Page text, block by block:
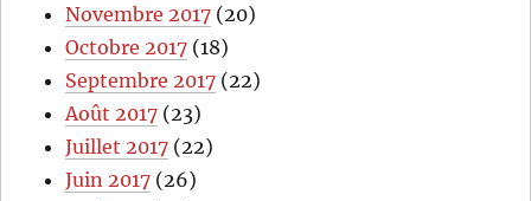
Novembre 2017 (20)
Octobre 2017 (18)
Septembre 2017 (22)
Août 2017 (23)
Juillet 2017 (22)
Juin 2017 (26)